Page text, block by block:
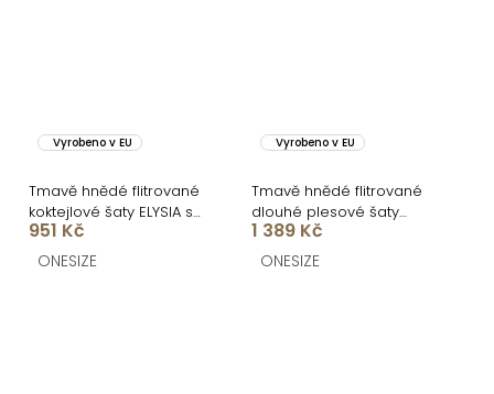
Vyrobeno v EU
Tmavě hnědé flitrované
koktejlové šaty ELYSIA s
kraťásky
951 Kč
ONESIZE
Vyrobeno v EU
Tmavě hnědé flitrované
dlouhé plesové šaty
SCINTIA
1 389 Kč
ONESIZE